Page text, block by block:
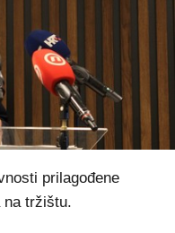
prilagođene
na tržištu.